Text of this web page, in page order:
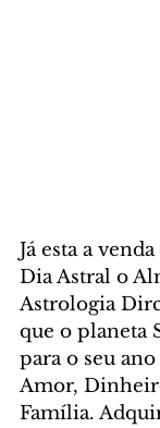
Já esta a
Dia Astral o
Astrologia
que o planeta
para o seu
Amor,
Família.